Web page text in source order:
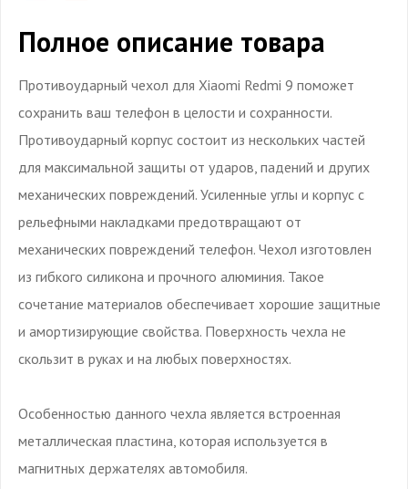
Полное описание товара
Противоударный чехол для Xiaomi Redmi 9 поможет
сохранить ваш телефон в целости и сохранности.
Противоударный корпус состоит из нескольких частей
для максимальной защиты от ударов, падений и других
механических повреждений. Усиленные углы и корпус с
рельефными накладками предотвращают от
механических повреждений телефон. Чехол изготовлен
из гибкого силикона и прочного алюминия. Такое
сочетание материалов обеспечивает хорошие защитные
и амортизирующие свойства. Поверхность чехла не
скользит в руках и на любых поверхностях.
Особенностью данного чехла является встроенная
металлическая пластина, которая используется в
магнитных держателях автомобиля.